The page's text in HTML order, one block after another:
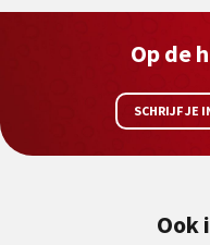
Op de
SCHRIJF JE
Ook